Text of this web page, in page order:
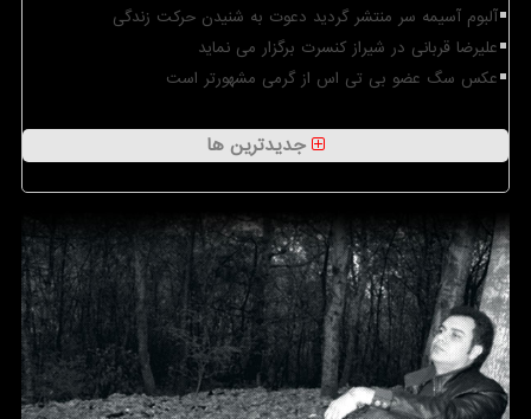
آلبوم آسیمه سر منتشر گردید دعوت به شنیدن حرکت زندگی
علیرضا قربانی در شیراز کنسرت برگزار می نماید
عکس سگ عضو بی تی اس از گرمی مشهورتر است
جدیدترین ها